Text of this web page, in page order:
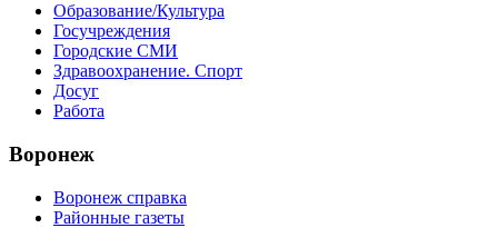
Образование/Культура
Госучреждения
Городские СМИ
Здравоохранение. Спорт
Досуг
Работа
Воронеж
Воронеж справка
Районные газеты